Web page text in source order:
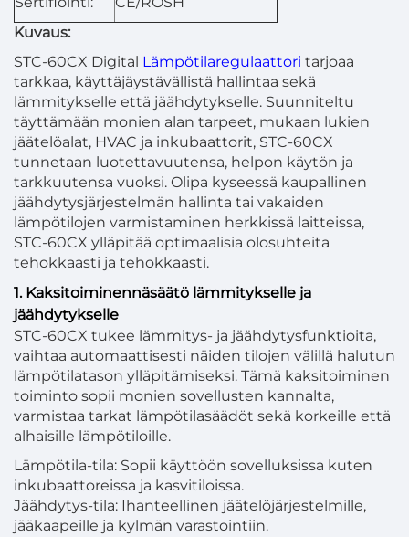
Kuvaus:
STC-60CX Digital Lämpötilaregulaattori tarjoaa
tarkkaa, käyttäjäystävällistä hallintaa sekä
lämmitykselle että jäähdytykselle. Suunniteltu
täyttämään monien alan tarpeet, mukaan lukien
jäätelöalat, HVAC ja inkubaattorit, STC-60CX
tunnetaan luotettavuutensa, helpon käytön ja
tarkkuutensa vuoksi. Olipa kyseessä kaupallinen
jäähdytysjärjestelmän hallinta tai vakaiden
lämpötilojen varmistaminen herkkissä laitteissa,
STC-60CX ylläpitää optimaalisia olosuhteita
tehokkaasti ja tehokkaasti.
1. Kaksitoiminennäsäätö lämmitykselle ja
jäähdytykselle
STC-60CX tukee lämmitys- ja jäähdytysfunktioita,
vaihtaa automaattisesti näiden tilojen välillä halutun
lämpötilatason ylläpitämiseksi. Tämä kaksitoiminen
toiminto sopii monien sovellusten kannalta,
varmistaa tarkat lämpötilasäädöt sekä korkeille että
alhaisille lämpötiloille.
Lämpötila-tila: Sopii käyttöön sovelluksissa kuten
inkubaattoreissa ja kasvitiloissa.
Jäähdytys-tila: Ihanteellinen jäätelöjärjestelmille,
jääkaapeille ja kylmän varastointiin.